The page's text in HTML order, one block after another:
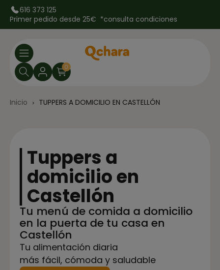
616 373 125
Primer pedido desde 25€ *consulta condiciones
0
Inicio TUPPERS A DOMICILIO EN CASTELLÓN
Tuppers a
domicilio en
Castellón
Tu menú de comida a domicilio
en la puerta de tu casa en
Castellón
Tu alimentación diaria
más fácil, cómoda y saludable